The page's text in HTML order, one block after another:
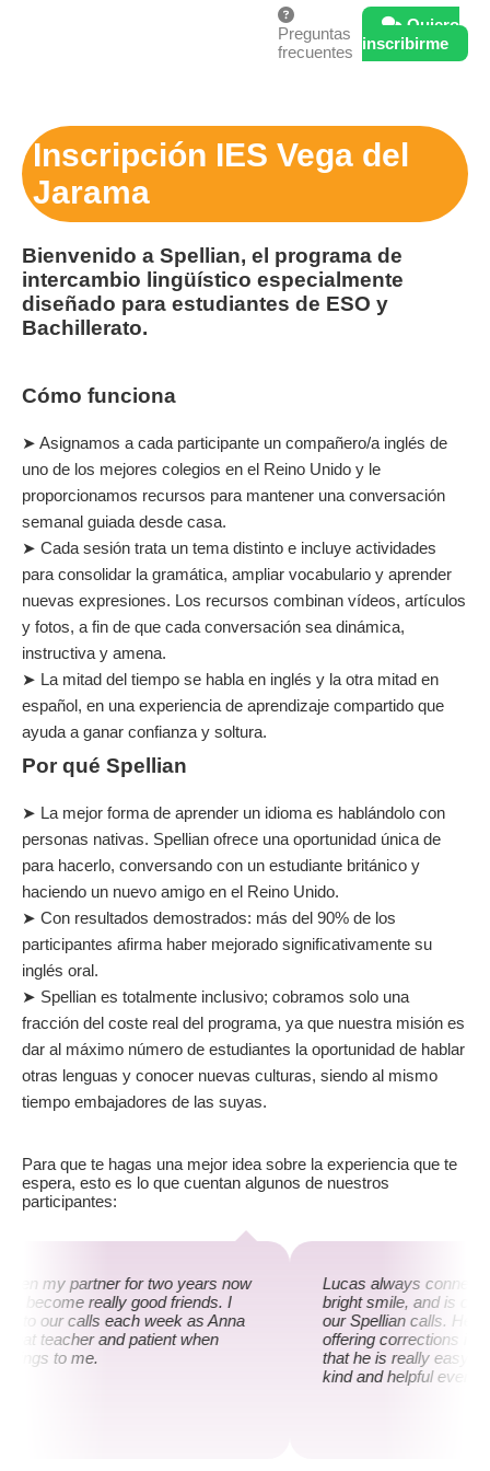
Preguntas
frecuentes
Quiero
inscribirme
Inscripción IES Vega del
Jarama
Bienvenido a Spellian, el programa de
intercambio lingüístico especialmente
diseñado para estudiantes de ESO y
Bachillerato.
Cómo funciona
➤ Asignamos a cada participante un compañero/a inglés de
uno de los mejores colegios en el Reino Unido y le
proporcionamos recursos para mantener una conversación
semanal guiada desde casa.
➤ Cada sesión trata un tema distinto e incluye actividades
para consolidar la gramática, ampliar vocabulario y aprender
nuevas expresiones. Los recursos combinan vídeos, artículos
y fotos, a fin de que cada conversación sea dinámica,
instructiva y amena.
➤ La mitad del tiempo se habla en inglés y la otra mitad en
español, en una experiencia de aprendizaje compartido que
ayuda a ganar confianza y soltura.
Por qué Spellian
➤ La mejor forma de aprender un idioma es hablándolo con
personas nativas. Spellian ofrece una oportunidad única de
para hacerlo, conversando con un estudiante británico y
haciendo un nuevo amigo en el Reino Unido.
➤ Con resultados demostrados: más del 90% de los
participantes afirma haber mejorado significativamente su
inglés oral.
➤ Spellian es totalmente inclusivo; cobramos solo una
fracción del coste real del programa, ya que nuestra misión es
dar al máximo número de estudiantes la oportunidad de hablar
otras lenguas y conocer nuevas culturas, siendo al mismo
tiempo embajadores de las suyas.
Para que te hagas una mejor idea sobre la experiencia que te
espera, esto es lo que cuentan algunos de nuestros
participantes:
my partner for two years now
become really good friends. I
to our calls each week as Anna
teacher and patient when
things to me.
Lucas always
bright smile, and is
our Spellian calls. He
offering corrections if
that he is really easy
kind and helpful every